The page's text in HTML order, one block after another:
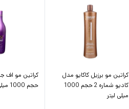
کراتین مو برزیل کاکایو مدل
کاديو شماره 2 حجم 1000
میلی لیتر
حجم 1000 میلی لیتر